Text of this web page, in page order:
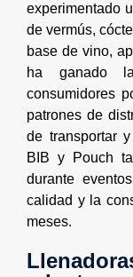
experimentado
de vermús,
base de vino,
ha ganado
consumidores
patrones de
de transportar
BIB y Pouch
durante
calidad y la
meses.